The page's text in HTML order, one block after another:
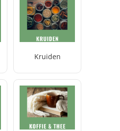
Kruiden